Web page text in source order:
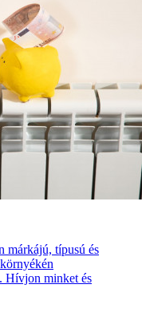
márkájú, típusú és
Hívjon minket és